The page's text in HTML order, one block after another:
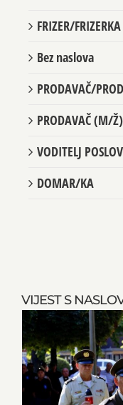
VIJEST S
FRIZER/FRIZERKA
Bez naslova
PRODAVAČ/
PRODAVAČ (M/Ž)
VODITELJ
DOMAR/KA